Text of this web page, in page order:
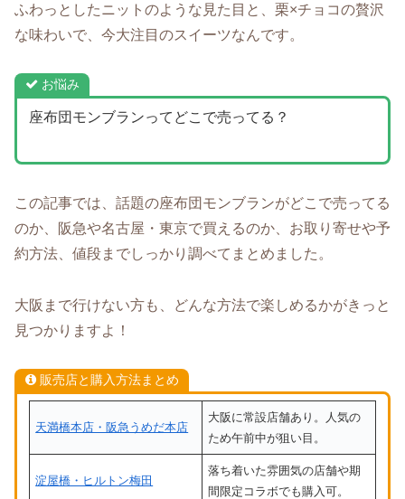
ふわっとしたニットのような見た目と、栗×チョコの贅沢
な味わいで、今大注目のスイーツなんです。
お悩み
座布団モンブランってどこで売ってる？
この記事では、話題の座布団モンブランがどこで売ってる
のか、阪急や名古屋・東京で買えるのか、お取り寄せや予
約方法、値段までしっかり調べてまとめました。
大阪まで行けない方も、どんな方法で楽しめるかがきっと
見つかりますよ！
販売店と購入方法まとめ
天満橋本店・阪急うめだ本店
大阪に常設店舗あり。人気の
ため午前中が狙い目。
淀屋橋・ヒルトン梅田
落ち着いた雰囲気の店舗や期
間限定コラボでも購入可。